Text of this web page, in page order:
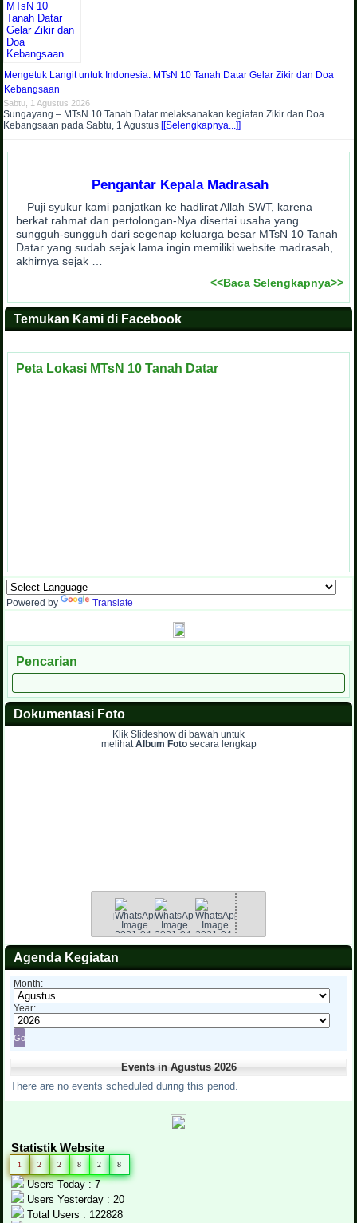
Mengetuk Langit untuk Indonesia: MTsN 10 Tanah Datar Gelar Zikir dan Doa
Kebangsaan
Sabtu, 1 Agustus 2026
Sungayang – MTsN 10 Tanah Datar melaksanakan kegiatan Zikir dan Doa
Kebangsaan pada Sabtu, 1 Agustus [[Selengkapnya...]]
Pengantar Kepala Madrasah
Puji syukur kami panjatkan ke hadlirat Allah SWT, karena
berkat rahmat dan pertolongan-Nya disertai usaha yang
sungguh-sungguh dari segenap keluarga besar MTsN 10 Tanah
Datar yang sudah sejak lama ingin memiliki website madrasah,
akhirnya sejak …
<<Baca Selengkapnya>>
Temukan Kami di Facebook
Peta Lokasi MTsN 10 Tanah Datar
Powered by Translate
Pencarian
Dokumentasi Foto
Klik Slideshow di bawah untuk
melihatAlbum Fotosecara lengkap
Agenda Kegiatan
Month:
Year:
Events in Agustus 2026
There are no events scheduled during this period.
Statistik Website
1 2 2 8 2 8
Users Today : 7
Users Yesterday : 20
Total Users : 122828